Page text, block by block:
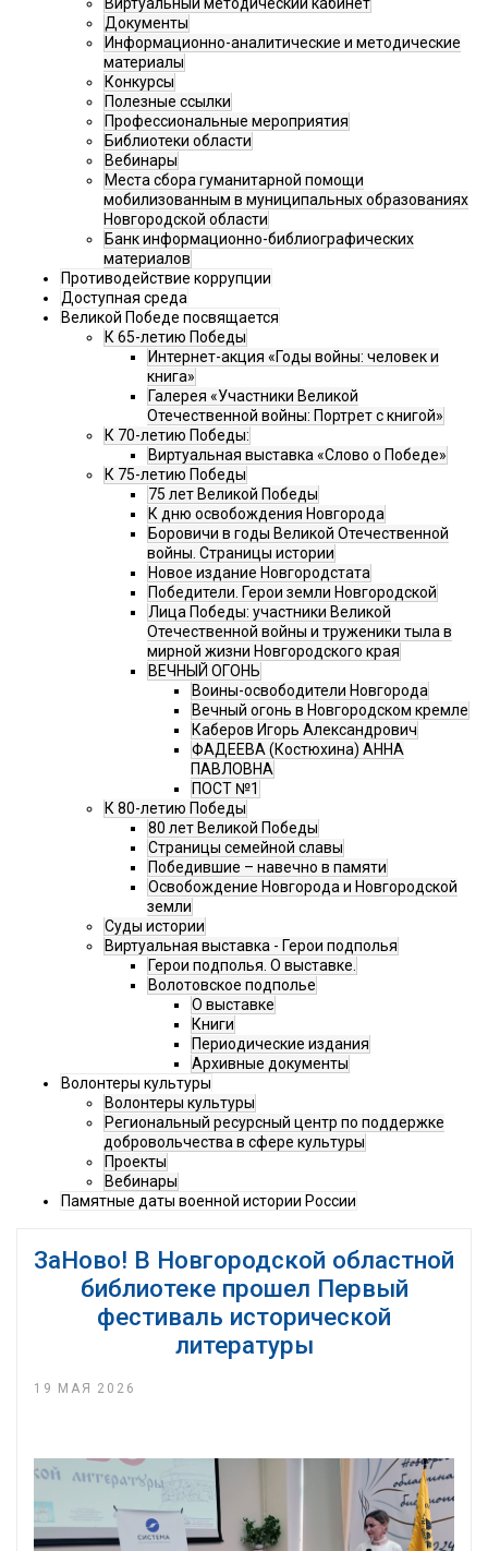
Виртуальный методический кабинет
Документы
Информационно-аналитические и методические
материалы
Конкурсы
Полезные ссылки
Профессиональные мероприятия
Библиотеки области
Вебинары
Места сбора гуманитарной помощи
мобилизованным в муниципальных образованиях
Новгородской области
Банк информационно-библиографических
материалов
Противодействие коррупции
Доступная среда
Великой Победе посвящается
К 65-летию Победы
Интернет-акция «Годы войны: человек и
книга»
Галерея «Участники Великой
Отечественной войны: Портрет с книгой»
К 70-летию Победы:
Виртуальная выставка «Слово о Победе»
К 75-летию Победы
75 лет Великой Победы
К дню освобождения Новгорода
Боровичи в годы Великой Отечественной
войны. Страницы истории
Новое издание Новгородстата
Победители. Герои земли Новгородской
Лица Победы: участники Великой
Отечественной войны и труженики тыла в
мирной жизни Новгородского края
ВЕЧНЫЙ ОГОНЬ
Воины-освободители Новгорода
Вечный огонь в Новгородском кремле
Каберов Игорь Александрович
ФАДЕЕВА (Костюхина) АННА
ПАВЛОВНА
ПОСТ №1
К 80-летию Победы
80 лет Великой Победы
Страницы семейной славы
Победившие – навечно в памяти
Освобождение Новгорода и Новгородской
земли
Суды истории
Виртуальная выставка - Герои подполья
Герои подполья. О выставке.
Волотовское подполье
О выставке
Книги
Периодические издания
Архивные документы
Волонтеры культуры
Волонтеры культуры
Региональный ресурсный центр по поддержке
добровольчества в сфере культуры
Проекты
Вебинары
Памятные даты военной истории России
ЗаНово! В Новгородской областной
библиотеке прошел Первый
фестиваль исторической
литературы
19 МАЯ 2026